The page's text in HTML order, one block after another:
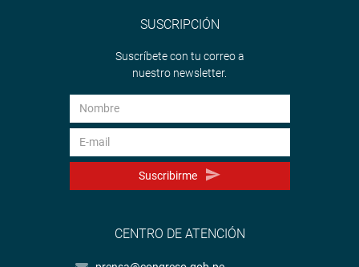
SUSCRIPCIÓN
Suscríbete con tu correo a
nuestro newsletter.
Suscribirme
CENTRO DE ATENCIÓN